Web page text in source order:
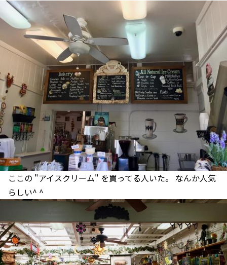
ここの "アイスクリーム" を買ってる人いた。 なんか人気
らしい^ ^